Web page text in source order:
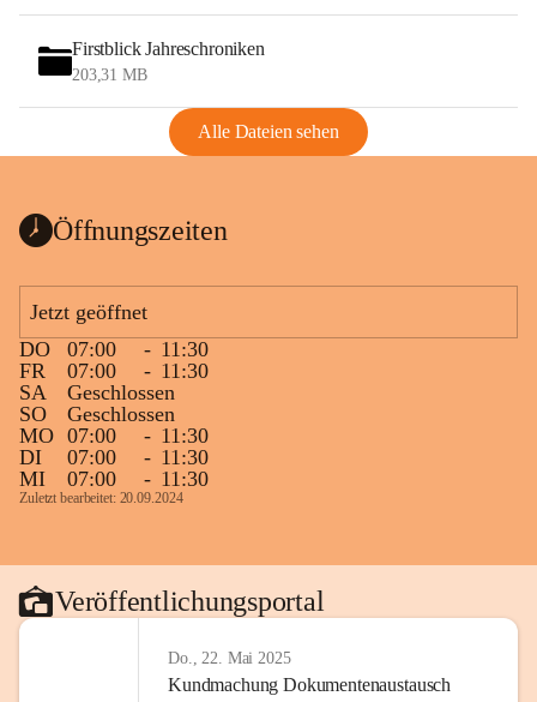
Firstblick Jahreschroniken
203,31 MB
Alle Dateien sehen
Öffnungszeiten
Jetzt geöffnet
DO
07:00 - 11:30
FR
07:00 - 11:30
SA
Geschlossen
SO
Geschlossen
MO 07:00 - 11:30
DI
07:00 - 11:30
MI
07:00 - 11:30
Zuletzt bearbeitet: 20.09.2024
Veröffentlichungsportal
Do., 22. Mai 2025
Kundmachung Dokumentenaustausch